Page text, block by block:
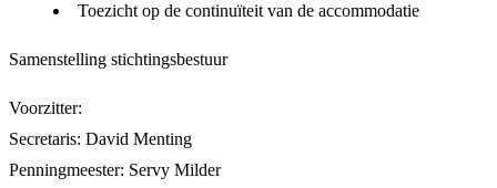
Toezicht op de continuïteit van de accommodatie
Samenstelling stichtingsbestuur
Voorzitter:
Secretaris: David Menting
Penningmeester: Servy Milder